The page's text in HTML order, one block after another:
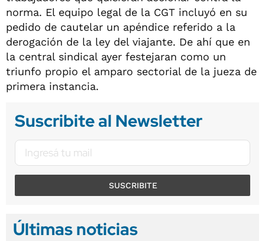
norma. El equipo legal de la CGT incluyó en su
pedido de cautelar un apéndice referido a la
derogación de la ley del viajante. De ahí que en
la central sindical ayer festejaran como un
triunfo propio el amparo sectorial de la jueza de
primera instancia.
Suscribite al Newsletter
SUSCRIBITE
Últimas noticias